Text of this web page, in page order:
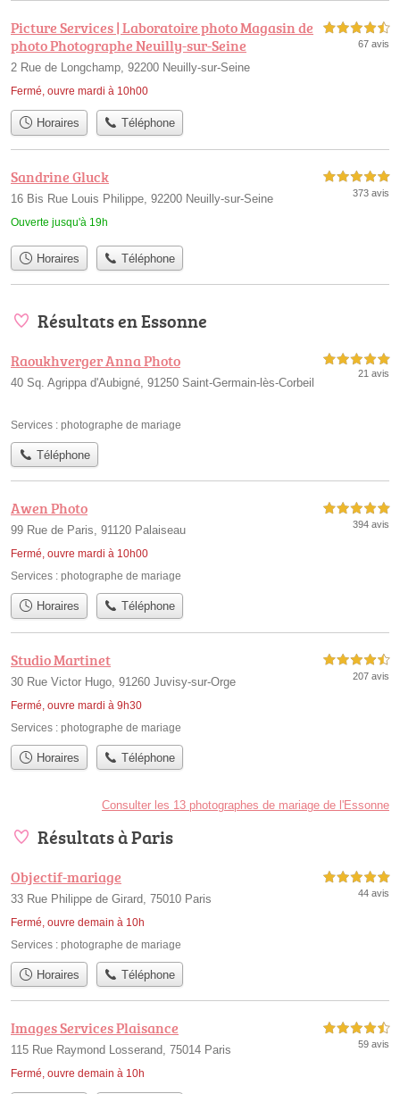
Picture Services | Laboratoire photo Magasin de
photo Photographe Neuilly-sur-Seine
2 Rue de Longchamp, 92200 Neuilly-sur-Seine
Fermé, ouvre mardi à 10h00
4,5 étoiles sur 5
67 avis
Horaires Téléphone
Sandrine Gluck
16 Bis Rue Louis Philippe, 92200 Neuilly-sur-Seine
Ouverte jusqu'à 19h
5,0 étoiles sur 5
373 avis
Horaires Téléphone
Résultats en Essonne
Raoukhverger Anna Photo
40 Sq. Agrippa d'Aubigné, 91250 Saint-Germain-lès-Corbeil
5,0 étoiles sur 5
21 avis
Services : photographe de mariage
Téléphone
Awen Photo
99 Rue de Paris, 91120 Palaiseau
Fermé, ouvre mardi à 10h00
5,0 étoiles sur 5
394 avis
Services : photographe de mariage
Horaires Téléphone
Studio Martinet
30 Rue Victor Hugo, 91260 Juvisy-sur-Orge
Fermé, ouvre mardi à 9h30
4,5 étoiles sur 5
207 avis
Services : photographe de mariage
Horaires Téléphone
Consulter les 13 photographes de mariage de l'Essonne
Résultats à Paris
Objectif-mariage
33 Rue Philippe de Girard, 75010 Paris
Fermé, ouvre demain à 10h
5,0 étoiles sur 5
44 avis
Services : photographe de mariage
Horaires Téléphone
Images Services Plaisance
115 Rue Raymond Losserand, 75014 Paris
Fermé, ouvre demain à 10h
4,5 étoiles sur 5
59 avis